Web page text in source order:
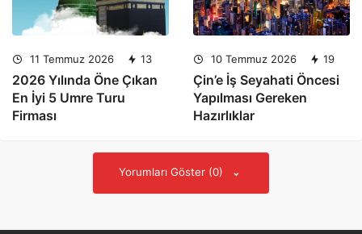
11 Temmuz 2026 13
2026 Yılında Öne Çıkan
En İyi 5 Umre Turu
Firması
10 Temmuz 2026 19
Çin’e İş Seyahati Öncesi
Yapılması Gereken
Hazırlıklar
Yorumları Göster (0)